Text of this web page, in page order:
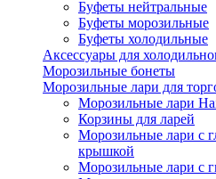
Буфеты нейтральные
Буфеты морозильные
Буфеты холодильные
Аксессуары для
Морозильные бонеты
Морозильные лари для
Морозильные лари
Корзины для ларей
Морозильные лари с
крышкой
Морозильные лари с